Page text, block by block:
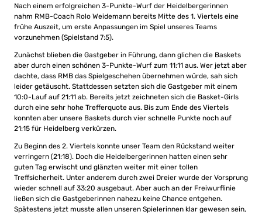
Nach einem erfolgreichen 3-Punkte-Wurf der Heidelbergerinnen
nahm RMB-Coach Rolo Weidemann bereits Mitte des 1. Viertels eine
frühe Auszeit, um erste Anpassungen im Spiel unseres Teams
vorzunehmen (Spielstand 7:5).
Zunächst blieben die Gastgeber in Führung, dann glichen die Baskets
aber durch einen schönen 3-Punkte-Wurf zum 11:11 aus. Wer jetzt aber
dachte, dass RMB das Spielgeschehen übernehmen würde, sah sich
leider getäuscht. Stattdessen setzten sich die Gastgeber mit einem
10:0-Lauf auf 21:11 ab. Bereits jetzt zeichneten sich die Basket-Girls
durch eine sehr hohe Trefferquote aus. Bis zum Ende des Viertels
konnten aber unsere Baskets durch vier schnelle Punkte noch auf
21:15 für Heidelberg verkürzen.
Zu Beginn des 2. Viertels konnte unser Team den Rückstand weiter
verringern (21:18). Doch die Heidelbergerinnen hatten einen sehr
guten Tag erwischt und glänzten weiter mit einer tollen
Treffsicherheit. Unter anderem durch zwei Dreier wurde der Vorsprung
wieder schnell auf 33:20 ausgebaut. Aber auch an der Freiwurflinie
ließen sich die Gastgeberinnen nahezu keine Chance entgehen.
Spätestens jetzt musste allen unseren Spielerinnen klar gewesen sein,